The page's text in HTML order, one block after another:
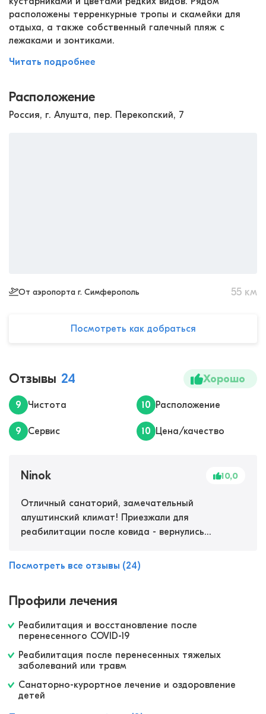
расположены терренкурные тропы и скамейки для
отдыха, а также собственный галечный пляж с
лежаками и зонтиками.
Читать подробнее
Расположение
Россия, г. Алушта, пер. Перекопский, 7
От аэропорта г. Симферополь 55 км
Посмотреть как добраться
Отзывы 24 Хорошо
9 Чистота 10 Расположение
9 Сервис 10 Цена/качество
Ninok 10,0
Отличный санаторий, замечательный
алуштинский климат! Приезжали для
реабилитации после ковида - вернулись
с кучей процедур, ванны, сакские грязи,
массажи, 4 бассейна. Мне кажется мы на целый
Посмотреть все отзывы (24)
Профили лечения
Реабилитация и восстановление после
перенесенного COVID-19
Реабилитация после перенесенных тяжелых
заболеваний или травм
Санаторно-курортное лечение и оздоровление
детей